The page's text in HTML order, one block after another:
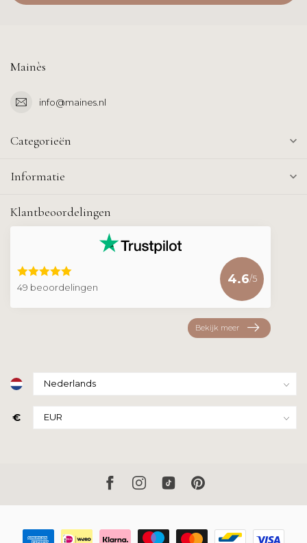
Mainès
info@maines.nl
Categorieën
Informatie
Klantbeoordelingen
49 beoordelingen
4.6/5
Bekijk meer
€